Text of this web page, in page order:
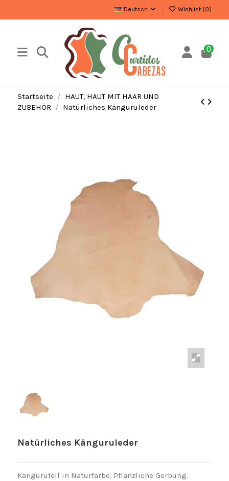
Deutsch Wishlist (0)
0
Startseite
HAUT, HAUT MIT HAAR UND
ZUBEHÖR
Natürliches Känguruleder
Natürliches Känguruleder
Kängurufell in Naturfarbe. Pflanzliche Gerbung.